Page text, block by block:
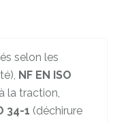
selon les
NF EN ISO
la traction,
34-1 (déchirure